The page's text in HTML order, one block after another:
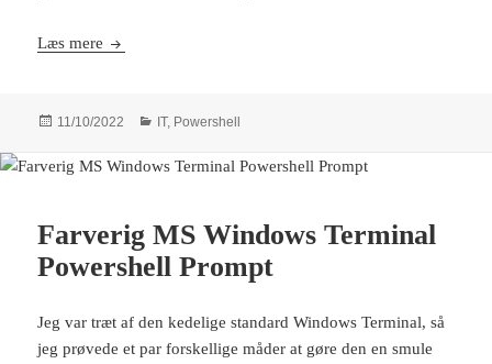
Læs mere SSH – hurtig introduktion til hvordan du kommer i
Udgivet
11/10/2022 Kategorier
IT, Powershell
Farverig MS Windows Terminal
Powershell Prompt
Jeg var træt af den kedelige standard Windows Terminal, så
jeg prøvede et par forskellige måder at gøre den en smule